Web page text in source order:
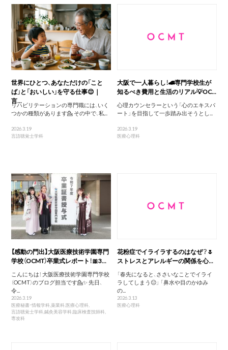
世界にひとつ、あなただけの「こと
ば」と「おいしい」を守る仕事😌｜
言...
リハビリテーションの専門職には、いく
つかの種類があります💁 その中で、私...
2026.3.19
言語聴覚士学科
大阪で一人暮らし！🚄専門学校生が
知るべき費用と生活のリアル💡OC...
心理カウンセラーという「心のエキスパ
ート」を目指して一歩踏み出そうとし...
2026.3.19
医療心理科
【感動の門出】大阪医療技術学園専門
学校（OCMT）卒業式レポート！🎀3...
こんにちは！ 大阪医療技術学園専門学校
（OCMT）のブログ担当です💁✨ 先日、
令...
2026.3.19
医療秘書・情報学科,薬業科,医療心理科,
言語聴覚士学科,鍼灸美容学科,臨床検査技師科,
専攻科
花粉症でイライラするのはなぜ？🌷
ストレスとアレルギーの関係を心...
「春先になると、ささいなことでイライ
ラしてしまう😑」 「鼻水や目のかゆみ
の...
2026.3.13
医療心理科